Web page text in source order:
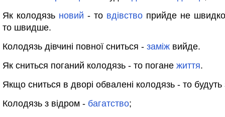
Як колодязь новий - то вдівство прийде не
то швидше.
Колодязь дівчині повної сниться - заміж вийде.
Як сниться поганий колодязь - то погане життя.
Якщо сниться в дворі обвалені колодязь - то будуть
Колодязь з відром - багатство;